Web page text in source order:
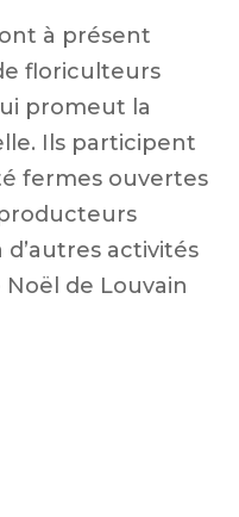
à présent
floriculteurs
promeut la
Ils participent
fermes ouvertes
d’autres activités
de Louvain